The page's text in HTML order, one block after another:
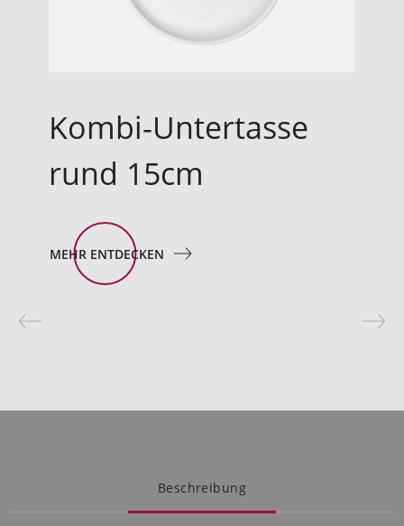
Kombi-Untertasse
rund 15cm
MEHR ENTDECKEN
Beschreibung